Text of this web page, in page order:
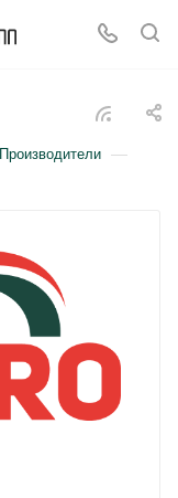
Производители —